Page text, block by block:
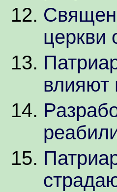
церкви
влияют